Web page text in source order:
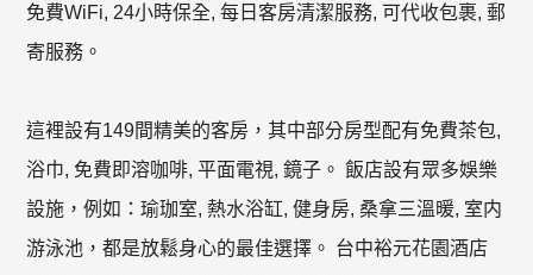
免費WiFi, 24小時保全, 每日客房清潔服務, 可代收包裹, 郵
寄服務。
這裡設有149間精美的客房，其中部分房型配有免費茶包,
浴巾, 免費即溶咖啡, 平面電視, 鏡子。 飯店設有眾多娛樂
設施，例如：瑜珈室, 熱水浴缸, 健身房, 桑拿三溫暖, 室内
游泳池，都是放鬆身心的最佳選擇。 台中裕元花園酒店